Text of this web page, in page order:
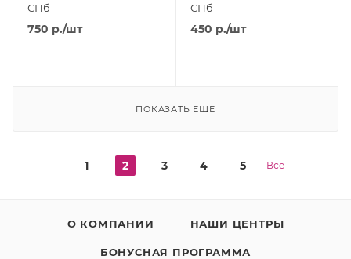
СПб
750 р./шт
СПб
450 р./шт
ПОКАЗАТЬ ЕЩЕ
1 2 3 4 5 Все
О КОМПАНИИ НАШИ ЦЕНТРЫ
БОНУСНАЯ ПРОГРАММА